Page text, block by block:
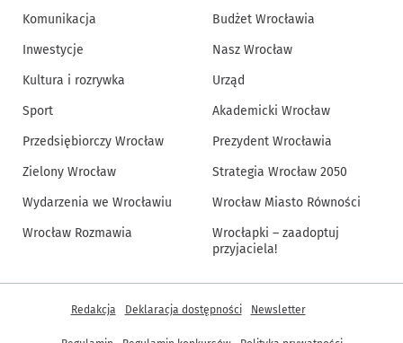
Komunikacja
Inwestycje
Kultura i rozrywka
Sport
Przedsiębiorczy Wrocław
Zielony Wrocław
Wydarzenia we Wrocławiu
Wrocław Rozmawia
Budżet Wrocławia
Nasz Wrocław
Urząd
Akademicki Wrocław
Prezydent Wrocławia
Strategia Wrocław 2050
Wrocław Miasto Równości
Wrocłapki – zaadoptuj
przyjaciela!
Inne informacje
Redakcja Deklaracja dostępności Newsletter